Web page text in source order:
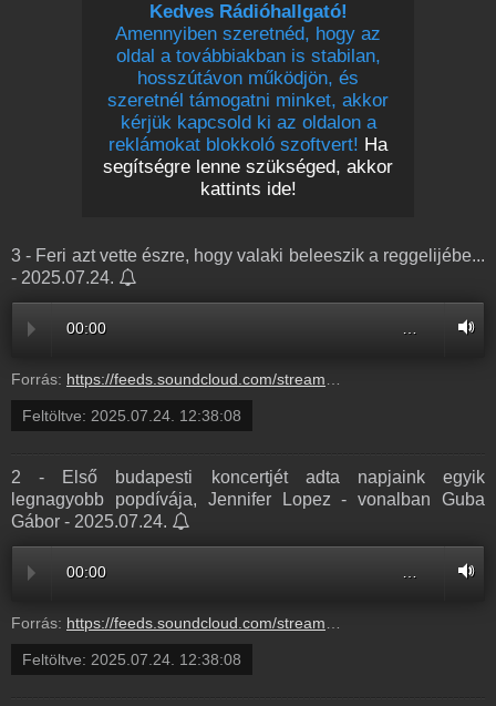
Kedves Rádióhallgató!
Amennyiben szeretnéd, hogy az
oldal a továbbiakban is stabilan,
hosszútávon működjön, és
szeretnél támogatni minket, akkor
kérjük kapcsold ki az oldalon a
reklámokat blokkoló szoftvert! Ha
segítségre lenne szükséged, akkor
kattints ide!
3 - Feri azt vette észre, hogy valaki beleeszik a reggelijébe...
- 2025.07.24.
00:00
Forrás: https://feeds.soundcloud.com/stream/2135579934-radio1hungary-3-feri-azt-vette-eszre-hogy-valaki-beleeszik-a-reggelijebe-3.mp3
Feltöltve: 2025.07.24. 12:38:08
2 - Első budapesti koncertjét adta napjaink egyik
legnagyobb popdívája, Jennifer Lopez - vonalban Guba
Gábor - 2025.07.24.
00:00
Forrás: https://feeds.soundcloud.com/stream/2135579943-radio1hungary-2-elso-budapesti-koncertjet-adta-napjaink-egyik-legnagyobb-popdivaja-jennifer-lopez-vonalban-guba-gabor-2.mp3
Feltöltve: 2025.07.24. 12:38:08